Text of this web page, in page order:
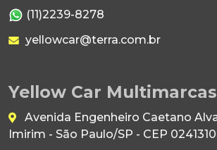
(11)2239-8278
yellowcar@terra.com.br
Yellow Car
Avenida Engenheiro Caetano
Imirim - São Paulo/SP - CEP